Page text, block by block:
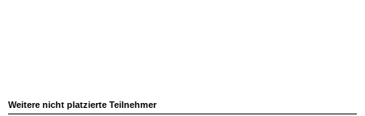
Weitere nicht platzierte Teilnehmer